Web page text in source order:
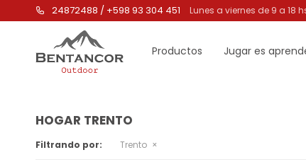
Productos Jugar es
24872488 / +598 93 304 451 Lunes a viernes de 9 a 18
HOGAR TRENTO
Filtrando por: Trento